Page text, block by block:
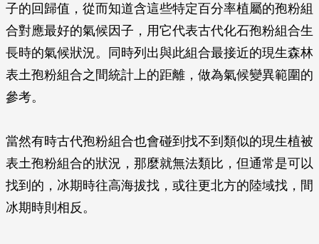
子的回歸值，從而知道含這些特定百分率植屬的孢粉組
合對應最好的氣候因子，用它代表古代化石孢粉組合生
長時的氣候狀況。同時列出與此組合最接近的現生森林
表土孢粉組合之間統計上的距離，做為氣候變異範圍的
參考。
當然有時古代孢粉組合也會碰到找不到類似的現生植被
表土孢粉組合的狀況，那麼就無法類比，但通常是可以
找到的，冰期時往高海拔找，或往更北方的陸域找，間
冰期時則相反。